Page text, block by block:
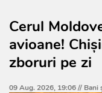
Cerul
avioane!
zboruri pe zi
09 Aug. 2026, 19:06 // Bani